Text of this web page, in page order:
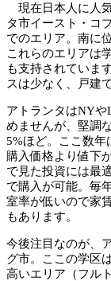
現在日本人に人
タ市イースト・コ
でのエリア。南に
これらのエリアは
も支持されていま
スは少なく、戸建
アトランタはNY
めませんが、堅調
5%ほど。ここ数年
購入価格より値下
で見た投資には最
で購入が可能。毎
室率が低いので家
もあります。
今後注目なのが、
グ市。ここの学区
高いエリア（フル